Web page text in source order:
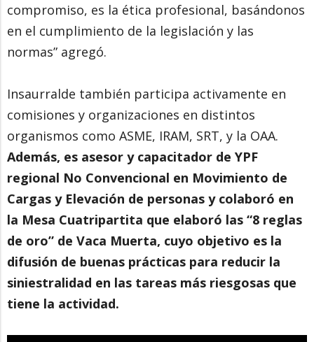
compromiso, es la ética profesional, basándonos
en el cumplimiento de la legislación y las
normas” agregó.
Insaurralde también participa activamente en
comisiones y organizaciones en distintos
organismos como ASME, IRAM, SRT, y la OAA.
Además, es asesor y capacitador de YPF
regional No Convencional en Movimiento de
Cargas y Elevación de personas y colaboró en
la Mesa Cuatripartita que elaboró las “8 reglas
de oro” de Vaca Muerta, cuyo objetivo es la
difusión de buenas prácticas para reducir la
siniestralidad en las tareas más riesgosas que
tiene la actividad.